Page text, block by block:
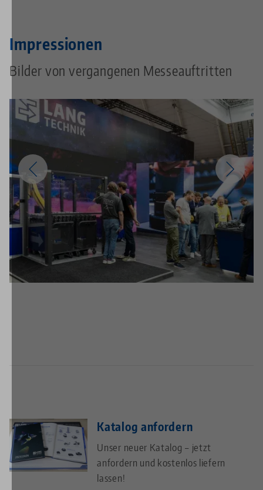
Impressionen
Bilder von vergangenen Messeauftritten
Katalog anfordern
Unser neuer Katalog – jetzt
anfordern und kostenlos liefern
lassen!